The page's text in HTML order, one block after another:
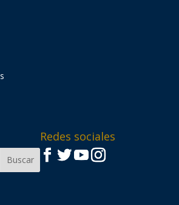
Redes sociales